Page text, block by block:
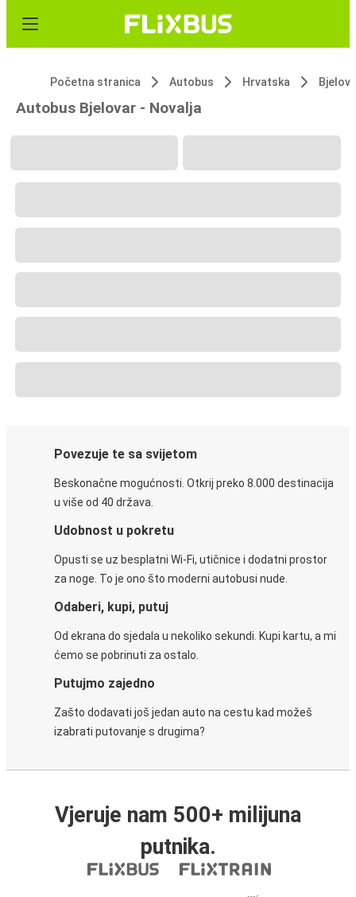
Početna stranica Autobus Hrvatska
Autobus Bjelovar - Novalja
Povezuje te sa svijetom
Beskonačne mogućnosti. Otkrij preko 8.000 destinacija
u više od 40 država.
Udobnost u pokretu
Opusti se uz besplatni Wi-Fi, utičnice i dodatni prostor
za noge. To je ono što moderni autobusi nude.
Odaberi, kupi, putuj
Od ekrana do sjedala u nekoliko sekundi. Kupi kartu, a mi
ćemo se pobrinuti za ostalo.
Putujmo zajedno
Zašto dodavati još jedan auto na cestu kad možeš
izabrati putovanje s drugima?
Vjeruje nam 500+ milijuna
putnika.